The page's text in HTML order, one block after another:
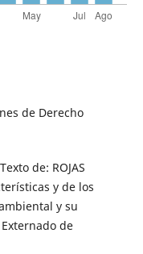
de Derecho
de: ROJAS
y de los
y su
de